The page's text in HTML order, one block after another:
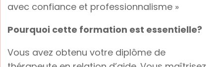
avec confiance et professionnalisme »
Pourquoi cette formation est essentielle?
Vous avez obtenu votre diplôme de